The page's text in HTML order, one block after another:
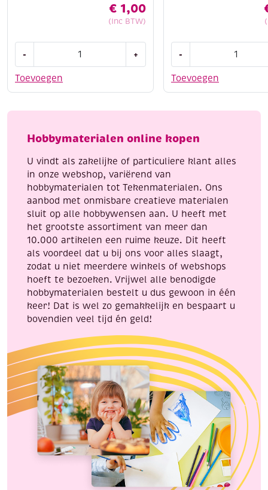
€ 1,00
(Inc BTW)
Toevoegen
-
satijnkoord,
meter,
aantal
+
Toevoegen
-
Veiligheidsspelden
28mm,
goud
Hobbymaterialen online kopen
U vindt als zakelijke of particuliere klant alles
in onze webshop, variërend van
hobbymaterialen tot Tekenmaterialen. Ons
aanbod met onmisbare creatieve materialen
sluit op alle hobbywensen aan. U heeft met
het grootste assortiment van meer dan
10.000 artikelen een ruime keuze. Dit heeft
als voordeel dat u bij ons voor alles slaagt,
zodat u niet meerdere winkels of webshops
hoeft te bezoeken. Vrijwel alle benodigde
hobbymaterialen bestelt u dus gewoon in één
keer! Dat is wel zo gemakkelijk en bespaart u
bovendien veel tijd én geld!